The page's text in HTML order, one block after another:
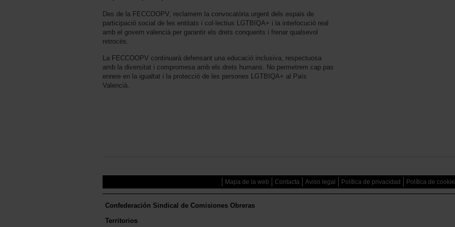
Des de la FECCOOPV, reclamem la convocatòria urgent dels espais de
participació social de les entitats i col·lectius LGTBIQA+ i la interlocució real
amb el govern valencià per garantir els drets conquerits i frenar qualsevol
retrocés.
La FECCOOPV continuarà defensant una educació inclusiva, respectuosa
amb la diversitat i compromesa amb els drets humans. No permetrem cap pas
enrere en la igualtat i la protecció de les persones LGTBIQA+ al País
Valencià.
Mapa de la web Contacta Aviso legal Política de privacidad Política de
Confederación Sindical de Comisiones Obreras
Territorios